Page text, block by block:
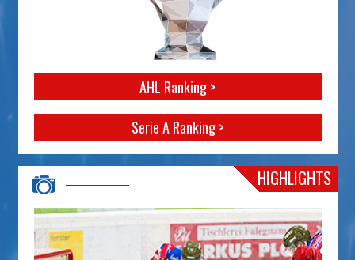
AHL Ranking >
Serie A Ranking >
HIGHLIGHTS